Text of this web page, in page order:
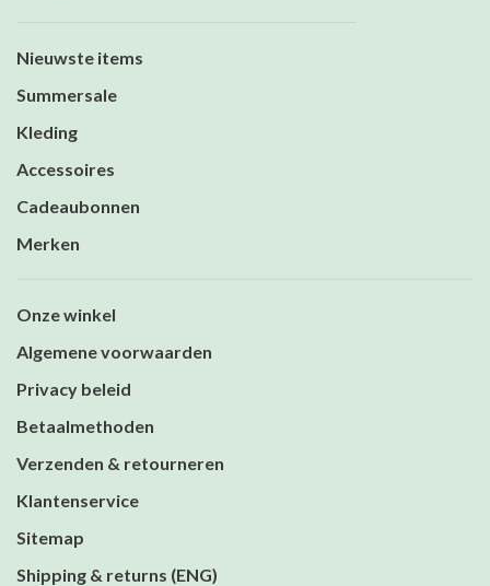
Nieuwste items
Summersale
Kleding
Accessoires
Cadeaubonnen
Merken
Onze winkel
Algemene voorwaarden
Privacy beleid
Betaalmethoden
Verzenden & retourneren
Klantenservice
Sitemap
Shipping & returns (ENG)